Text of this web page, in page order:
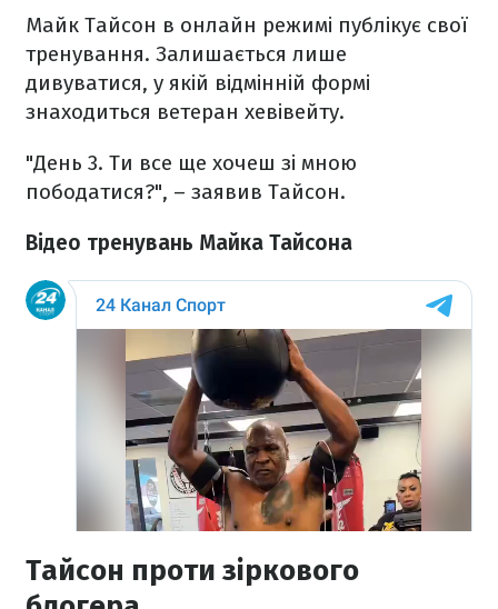
Майк Тайсон в онлайн режимі публікує свої
тренування. Залишається лише
дивуватися, у якій відмінній формі
знаходиться ветеран хевівейту.
"День 3. Ти все ще хочеш зі мною
пободатися?", – заявив Тайсон.
Відео тренувань Майка Тайсона
Тайсон проти зіркового